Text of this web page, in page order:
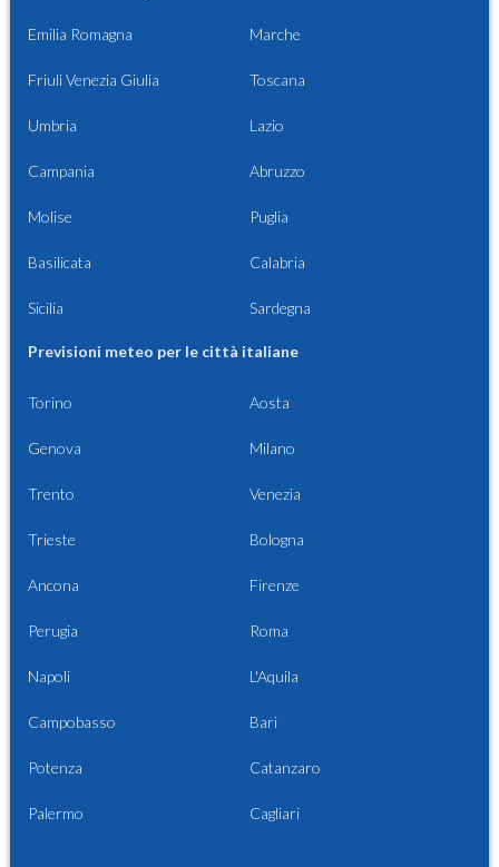
Emilia Romagna Marche
Friuli Venezia Giulia Toscana
Umbria Lazio
Campania Abruzzo
Molise Puglia
Basilicata Calabria
Sicilia Sardegna
Previsioni meteo per le città italiane
Torino Aosta
Genova Milano
Trento Venezia
Trieste Bologna
Ancona Firenze
Perugia Roma
Napoli L'Aquila
Campobasso Bari
Potenza Catanzaro
Palermo Cagliari